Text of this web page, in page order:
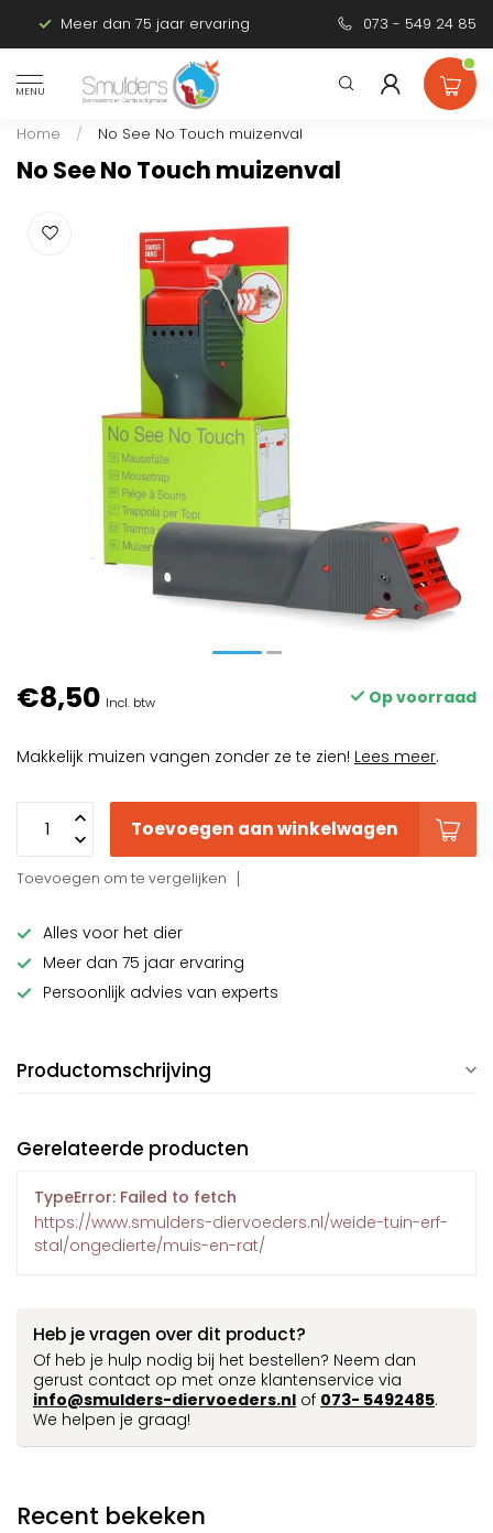
Meer dan 75 jaar ervaring Persoonlijk
073 - 549 24 85
MENU
Home / No See No Touch muizenval
No See No Touch muizenval
€8,50 Incl. btw Op voorraad
Makkelijk muizen vangen zonder ze te zien! Lees meer.
Toevoegen aan winkelwagen
Toevoegen om te vergelijken
Alles voor het dier
Meer dan 75 jaar ervaring
Persoonlijk advies van experts
Productomschrijving
Gerelateerde producten
TypeError: Failed to fetch
https://www.smulders-diervoeders.nl/weide-tuin-erf-
stal/ongedierte/muis-en-rat/
Heb je vragen over dit product?
Of heb je hulp nodig bij het bestellen? Neem dan
gerust contact op met onze klantenservice via
info@smulders-diervoeders.nl of 073- 5492485.
We helpen je graag!
Recent bekeken